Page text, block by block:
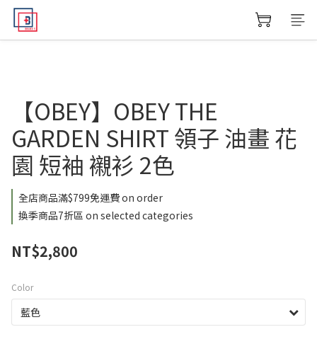
【OBEY】OBEY THE
GARDEN SHIRT 領子 油畫 花
園 短袖 襯衫 2色
全店商品滿$799免運費 on order
換季商品7折區 on selected categories
NT$2,800
Color